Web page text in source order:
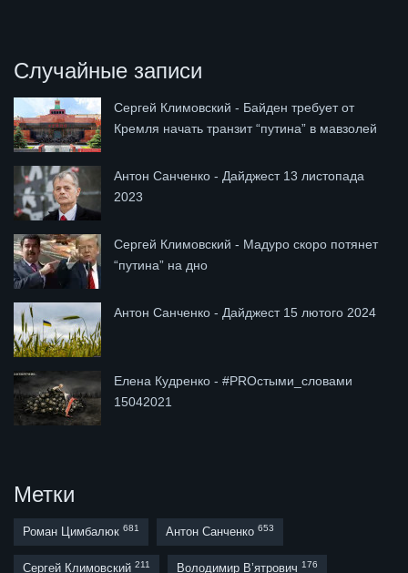
Случайные записи
Сергей Климовский - Байден требует от
Кремля начать транзит “путина” в мавзолей
Антон Санченко - Дайджест 13 листопада
2023
Сергей Климовский - Мадуро скоро потянет
“путина” на дно
Антон Санченко - Дайджест 15 лютого 2024
Елена Кудренко - #PROстыми_словами
15042021
Метки
Роман Цимбалюк 681 Антон Санченко 653
Сергей Климовский 211 Володимир В’ятрович 176